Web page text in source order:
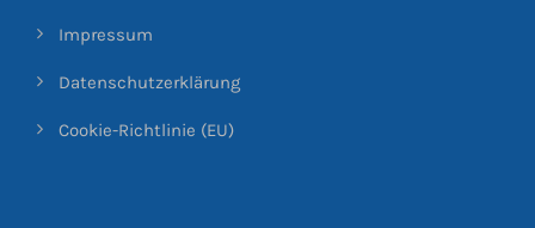
Impressum
Datenschutzerklärung
Cookie-Richtlinie (EU)